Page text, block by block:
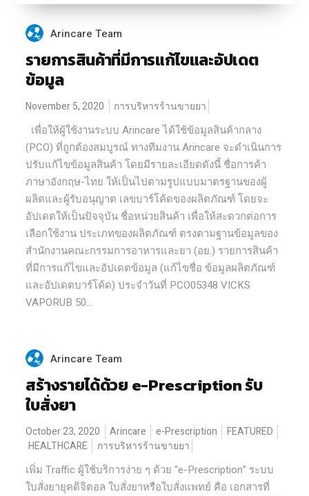
Arincare Team
รายการสินค้าที่มีการแก้ไขและอัปเดต
ข้อมูล
November 5, 2020 การบริหารร้านขายยา
เพื่อให้ผู้ใช้งานระบบ Arincare ได้ใช้ข้อมูลสินค้ากลาง
(PCO) ที่ถูกต้องสมบูรณ์ ทางทีมงาน Arincare จะดำเนินการ
ปรับแก้ไขข้อมูลสินค้า โดยมีรายละเอียดดังนี้ ชื่อการค้า
ภาษาอังกฤษ-ไทย ให้เป็นไปตามรูปแบบมาตรฐานของผู้
ผลิตและผู้รับอนุญาต เลขบาร์โค้ดของผลิตภัณฑ์ โดยจะ
อัปเดตให้เป็นปัจจุบัน ชื่อหน่วยสินค้า เพื่อให้สะดวกต่อการ
เลือกใช้งาน ประเภทของผลิตภัณฑ์ ตรงตามฐานข้อมูลของ
สำนักงานคณะกรรมการอาหารและยา (อย.) รายการสินค้า
ที่มีการแก้ไขและอัปเดตข้อมูล (แก้ไขชื่อ ข้อมูลผลิตภัณฑ์
และอัปเดตบาร์โค้ด) ประจำวันที่ PCO05348 VICKS
VAPORUB 50...
Arincare Team
สร้างรายได้ด้วย e-Prescription รับ
ใบสั่งยา
October 23, 2020 Arincare e-Prescription
FEATURED
HEALTHCARE
การบริหารร้านขายยา
เพิ่ม Traffic ผู้ใช้บริการง่าย ๆ ด้วย “e-Prescription” ระบบ
ใบสั่งยายุคดิจิตอล ใบสั่งยาหรือใบสั่งแพทย์ คือ เอกสารที่